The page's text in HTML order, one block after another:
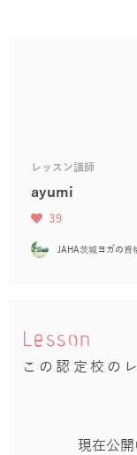
レッスン講師
ayumi
39
JAHA茨城ヨガの
Lesson
この認定校の
現在公